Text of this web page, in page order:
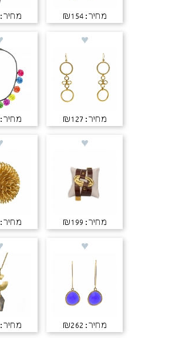
מחיר: ₪154 מחיר: ₪154
מחיר: ₪127 מחיר: ₪109
מחיר: ₪199 מחיר: ₪190
מחיר: ₪262 מחיר: ₪253